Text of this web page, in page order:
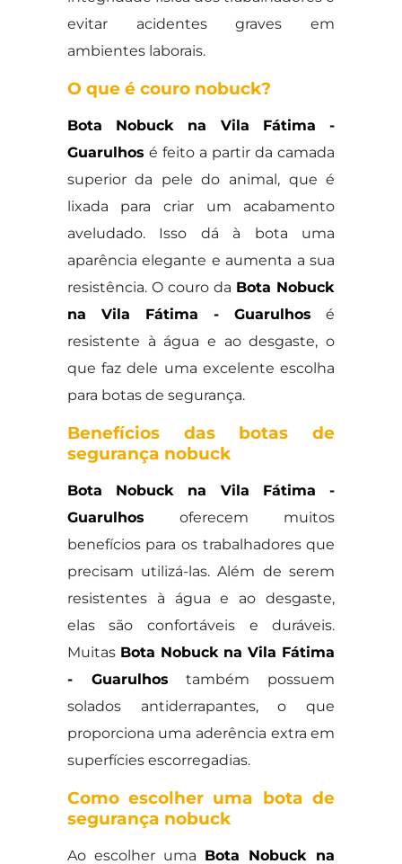
evitar acidentes graves em
ambientes laborais.
O que é couro nobuck?
Bota Nobuck na Vila Fátima -
Guarulhos é feito a partir da camada
superior da pele do animal, que é
lixada para criar um acabamento
aveludado. Isso dá à bota uma
aparência elegante e aumenta a sua
resistência. O couro da Bota Nobuck
na Vila Fátima - Guarulhos é
resistente à água e ao desgaste, o
que faz dele uma excelente escolha
para botas de segurança.
Benefícios das botas de
segurança nobuck
Bota Nobuck na Vila Fátima -
Guarulhos oferecem muitos
benefícios para os trabalhadores que
precisam utilizá-las. Além de serem
resistentes à água e ao desgaste,
elas são confortáveis e duráveis.
Muitas Bota Nobuck na Vila Fátima
- Guarulhos também possuem
solados antiderrapantes, o que
proporciona uma aderência extra em
superfícies escorregadias.
Como escolher uma bota de
segurança nobuck
Ao escolher uma Bota Nobuck na